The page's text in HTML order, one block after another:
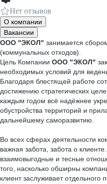
Нет отзывов
О компании
Вакансии
ООО "ЭКОЛ" занимается
(коммунальных отходов).
Цель Компании ООО "ЭКОЛ"
необходимых условий для
Благодаря блестящей работе
достижению стратегических
каждым годом всё надёжнее
обустройства территорий и
дальнейшему саморазвитию.
Во всех сферах деятельности
важная забота, забота о
взаимовыгодные и тесные
того, насколько обширны
клиент заслуживает